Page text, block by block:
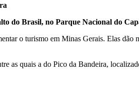
do Brasil, no Parque Nacional do
o turismo em Minas Gerais. Elas
as quais a do Pico da Bandeira,